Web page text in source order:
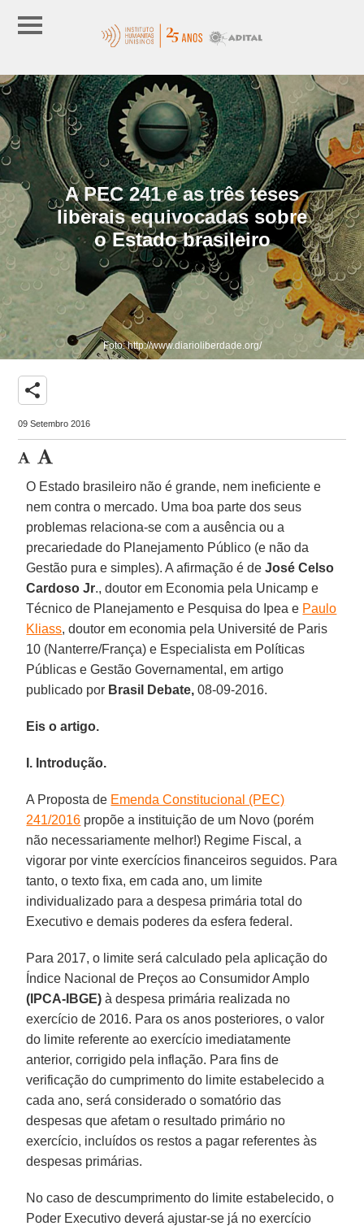
A PEC 241 e as três teses
liberais equivocadas sobre
o Estado brasileiro
Foto: http://www.diarioliberdade.org/
share
09 Setembro 2016
O Estado brasileiro não é grande, nem ineficiente e
nem contra o mercado. Uma boa parte dos seus
problemas relaciona-se com a ausência ou a
precariedade do Planejamento Público (e não da
Gestão pura e simples). A afirmação é deJosé Celso
Cardoso Jr., doutor em Economia pela Unicamp e
Técnico de Planejamento e Pesquisa do Ipea e Paulo
Kliass, doutor em economia pela Université de Paris
10 (Nanterre/França) e Especialista em Políticas
Públicas e Gestão Governamental, em artigo
publicado por Brasil Debate, 08-09-2016.
Eis o artigo.
I. Introdução.
A Proposta de Emenda Constitucional (PEC)
241/2016 propõe a instituição de um Novo (porém
não necessariamente melhor!) Regime Fiscal, a
vigorar por vinte exercícios financeiros seguidos. Para
tanto, o texto fixa, em cada ano, um limite
individualizado para a despesa primária total do
Executivo e demais poderes da esfera federal.
Para 2017, o limite será calculado pela aplicação do
Índice Nacional de Preços ao Consumidor Amplo
(IPCA-IBGE) à despesa primária realizada no
exercício de 2016. Para os anos posteriores, o valor
do limite referente ao exercício imediatamente
anterior, corrigido pela inflação. Para fins de
verificação do cumprimento do limite estabelecido a
cada ano, será considerado o somatório das
despesas que afetam o resultado primário no
exercício, incluídos os restos a pagar referentes às
despesas primárias.
No caso de descumprimento do limite estabelecido, o
Poder Executivo deverá ajustar-se já no exercício